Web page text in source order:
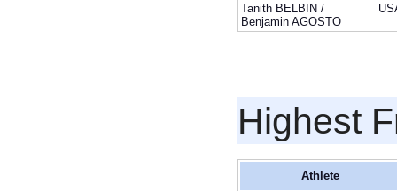
Tanith BELBIN /
Benjamin AGOSTO
Highest
Athlete